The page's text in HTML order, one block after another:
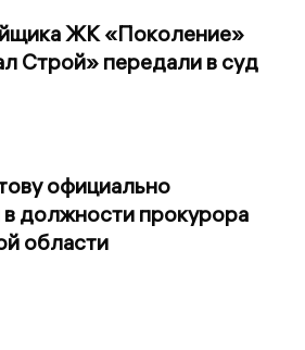
ЖК «Поколение»
Строй» передали в суд
официально
должности прокурора
области